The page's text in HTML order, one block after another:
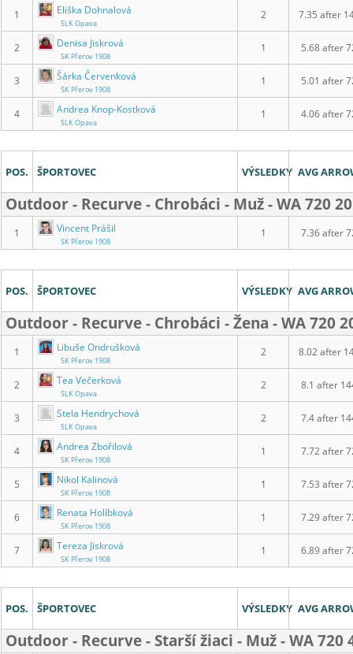
1 Eliška Dohnalová
SLK Opava
2 7.35 after
2 Denisa Jiskrová
SK Přerov 1908
1 5.68 after
3 Šárka Červenková
SK Přerov 1908
1 5.01 after
4 Andrea Knop-Kostková
SLK Opava
1 4.06 after
POS. ŠPORTOVEC VÝSLEDKY AVG
Outdoor - Recurve - Chrobáci - Muž - WA 720
1 Vincent Prášil
SK Přerov 1908
1 7.36 after
POS. ŠPORTOVEC VÝSLEDKY AVG
Outdoor - Recurve - Chrobáci - Žena - WA 720
1 Libuše Ondrušková
SK Přerov 1908
2 8.02 after
2 Tea Večerková
SLK Opava
2 8.1 after
3 Stela Hendrychová
SLK Opava
2 7.4 after
4 Andrea Zbořilová
SK Přerov 1908
1 7.72 after
5 Nikol Kalinová
SK Přerov 1908
1 7.53 after
6 Renata Holíbková
SK Přerov 1908
1 7.29 after
7 Tereza Jiskrová
SK Přerov 1908
1 6.89 after
POS. ŠPORTOVEC VÝSLEDKY AVG
Outdoor - Recurve - Starší žiaci - Muž - WA 720